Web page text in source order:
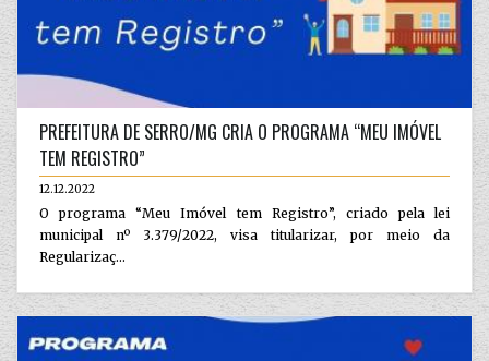
PREFEITURA DE SERRO/MG CRIA O PROGRAMA “MEU IMÓVEL
TEM REGISTRO”
12.12.2022
O programa “Meu Imóvel tem Registro”, criado pela lei
municipal nº 3.379/2022, visa titularizar, por meio da
Regularizaç...